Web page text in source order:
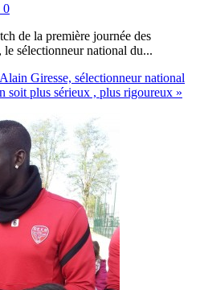
0
de la première journée des
sélectionneur national du...
Giresse, sélectionneur national
soit plus sérieux , plus rigoureux »